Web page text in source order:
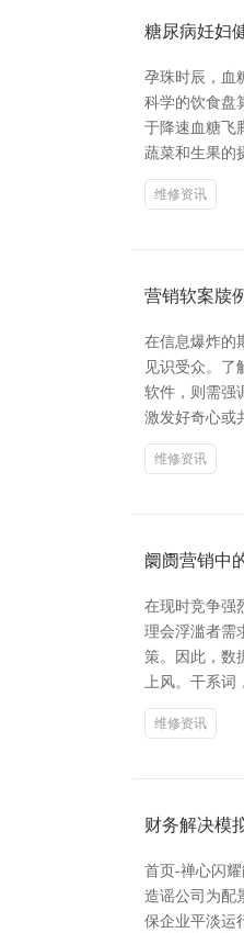
糖尿病妊妇
孕珠时辰，血
科学的饮食盘
于降速血糖飞
蔬菜和生果的
维修资讯
营销软案牍
在信息爆炸的
见识受众。了
软件，则需强
激发好奇心或
维修资讯
阛阓营销中
在现时竞争强
理会浮滥者需
策。因此，数
上风。干系
维修资讯
财务解决模
首页-禅心闪
造谣公司为配
保企业平淡运